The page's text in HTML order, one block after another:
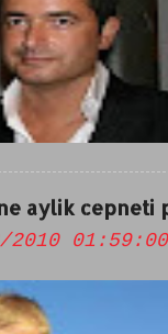
aylik cepneti
2010 01:59:00